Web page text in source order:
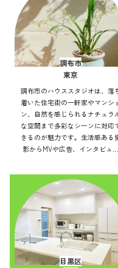
調布市
東京
調布市のハウススタジオは、落
着いた住宅街の一軒家やマンシ
ン、自然を感じられるナチュラ
な空間まで多彩なシーンに対応
きるのが魅力です。生活感ある
影からMVや広告、インタビュー
セス良好で効率的にバリエーショ
ン豊かな撮影を実現できます。
目黒区